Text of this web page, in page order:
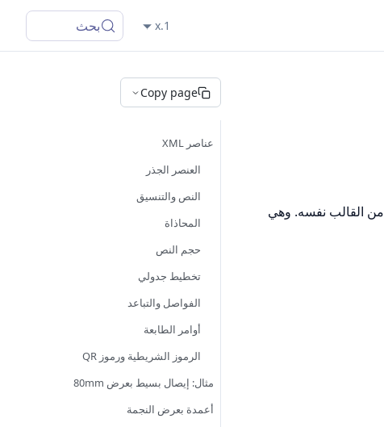
1.x بحث
تستخدم القوالب الحرارية تنسيق XML ينتج معاينة على الشاشة وأوامر طابعة ESC/POS من القالب نفسه. وهي
Copy page
عناصر XML
العنصر الجذر
النص والتنسيق
المحاذاة
حجم النص
تخطيط جدولي
الفواصل والتباعد
أوامر الطابعة
الرموز الشريطية ورموز QR
مثال: إيصال بسيط بعرض 80mm
أعمدة بعرض النجمة